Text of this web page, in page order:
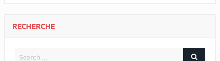
RECHERCHE